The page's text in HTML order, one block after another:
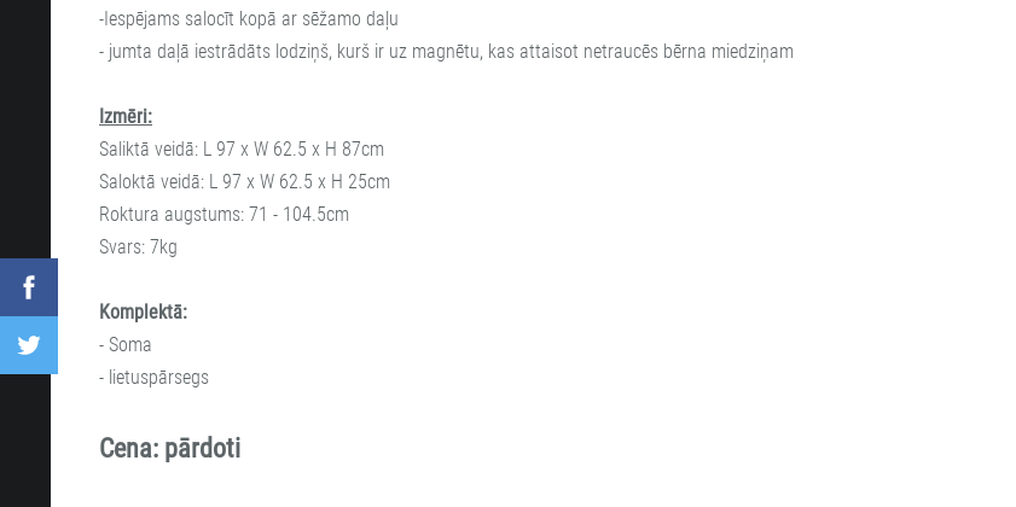
-Iespējams salocīt kopā ar sēžamo daļu
- jumta daļā iestrādāts lodziņš, kurš ir uz magnētu, kas attaisot netraucēs bērna miedziņam
Izmēri:
Saliktā veidā: L 97 x W 62.5 x H 87cm
Saloktā veidā: L 97 x W 62.5 x H 25cm
Roktura augstums: 71 - 104.5cm
Svars: 7kg
Komplektā:
- Soma
- lietuspārsegs
Cena: pārdoti